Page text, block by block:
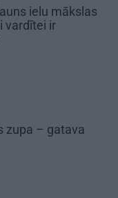
ielu mākslas
vardītei ir
zupa – gatava